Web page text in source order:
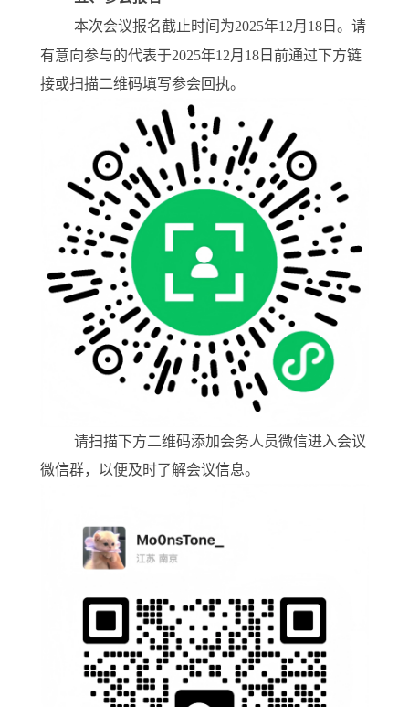
本次会议报名截止时间为2025年12月 18 日。请
有意向参与的代表于2025年12月 18 日前通过下方链
接或扫描二维码填写参会回执。
请扫描下方二维码添加会务人员微信进入会议
微信群，以便及时了解会议信息。